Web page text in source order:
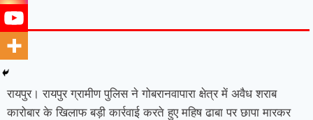
रायपुर। रायपुर ग्रामीण पुलिस ने गोबरानवापारा क्षेत्र में अवैध शराब
कारोबार के खिलाफ बड़ी कार्रवाई करते हुए महिष ढाबा पर छापा मारकर